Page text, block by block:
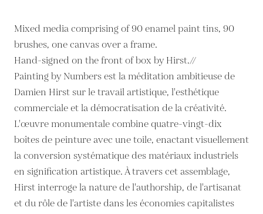
Mixed media comprising of 90 enamel paint tins, 90
brushes, one canvas over a frame.
Hand-signed on the front of box by Hirst.//
Painting by Numbers est la méditation ambitieuse de
Damien Hirst sur le travail artistique, l'esthétique
commerciale et la démocratisation de la créativité.
L'œuvre monumentale combine quatre-vingt-dix
boîtes de peinture avec une toile, enactant visuellement
la conversion systématique des matériaux industriels
en signification artistique. À travers cet assemblage,
Hirst interroge la nature de l'authorship, de l'artisanat
et du rôle de l'artiste dans les économies capitalistes